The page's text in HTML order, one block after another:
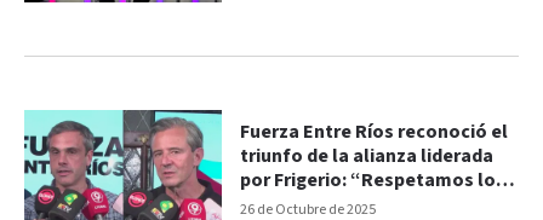
26 de Octubre de 2025
Fuerza Entre Ríos reconoció el
triunfo de la alianza liderada
por Frigerio: “Respetamos lo
que la gente votó”